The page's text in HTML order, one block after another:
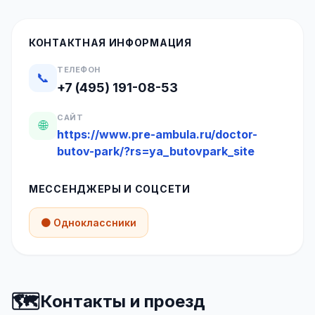
КОНТАКТНАЯ ИНФОРМАЦИЯ
📞
ТЕЛЕФОН
+7 (495) 191-08-53
🌐
САЙТ
https://www.pre-ambula.ru/doctor-
butov-park/?rs=ya_butovpark_site
МЕССЕНДЖЕРЫ И СОЦСЕТИ
🟠 Одноклассники
🗺️Контакты и проезд